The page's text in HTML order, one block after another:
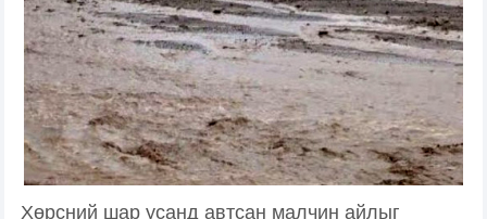
Хөрсний шар усанд автсан малчин айлыг